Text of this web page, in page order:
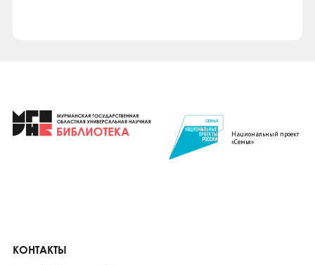
Национальный проект
«Семья»
КОНТАКТЫ